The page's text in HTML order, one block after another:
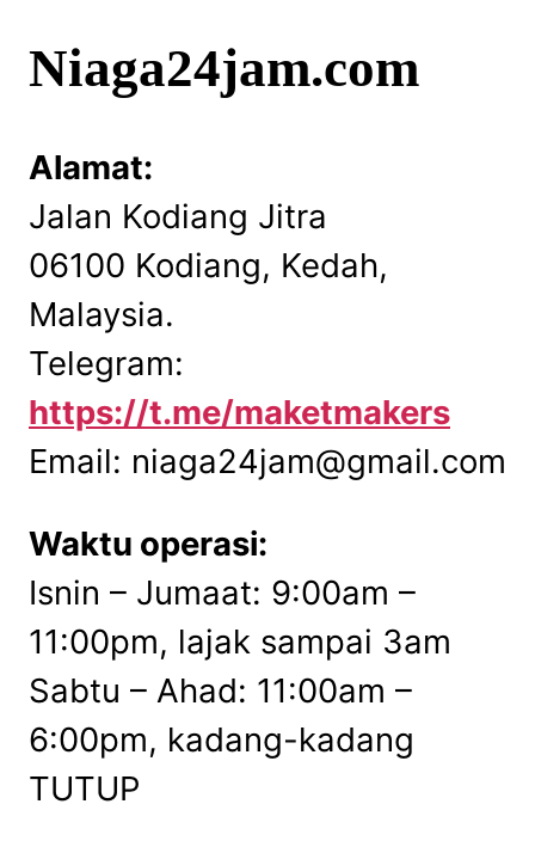
Niaga24jam.com
Alamat:
Jalan Kodiang Jitra
06100 Kodiang, Kedah,
Malaysia.
Telegram:
https://t.me/maketmakers
Email: niaga24jam@gmail.com
Waktu operasi:
Isnin – Jumaat: 9:00am –
11:00pm, lajak sampai 3am
Sabtu – Ahad: 11:00am –
6:00pm, kadang-kadang
TUTUP